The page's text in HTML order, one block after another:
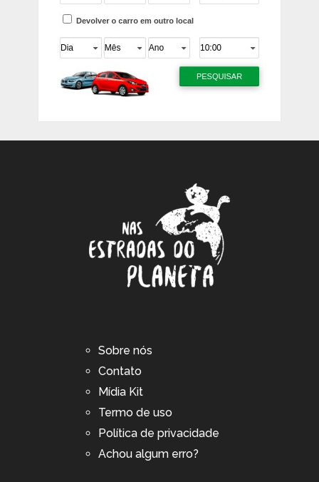
Sobre nós
Contato
Mídia Kit
Termo de uso
Política de privacidade
Achou algum erro?